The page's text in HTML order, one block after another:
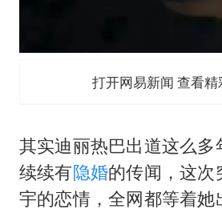
打开网易新闻 查看
其实迪丽热巴出道这么
续续有隐婚的传闻，这次
宇的恋情，全网都等着她